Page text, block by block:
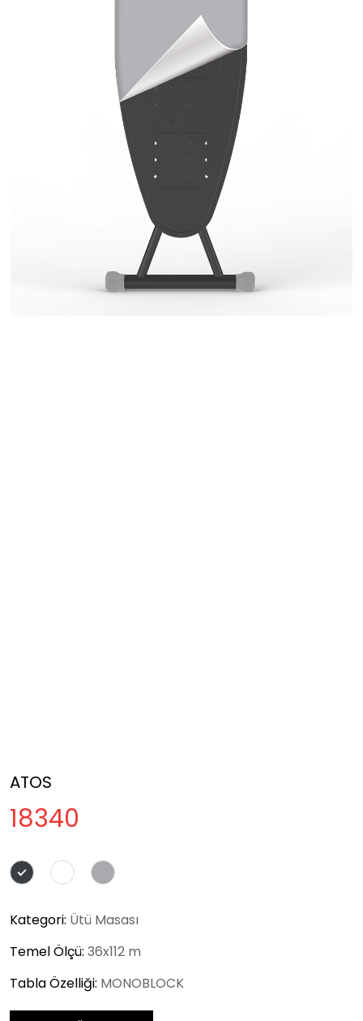
ATOS
18340
Kategori: Ütü Masası
Temel Ölçü: 36x112 m
Tabla Özelliği: MONOBLOCK